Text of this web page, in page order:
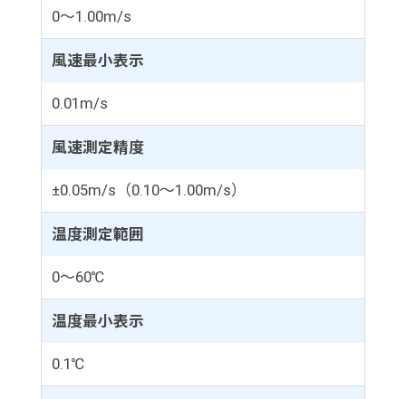
0～1.00m/s
風速最小表示
0.01m/s
風速測定精度
±0.05m/s（0.10～1.00m/s）
温度測定範囲
0～60℃
温度最小表示
0.1℃